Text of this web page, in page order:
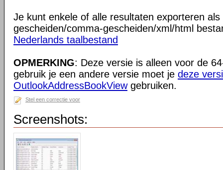
Je kunt enkele of alle resultaten exporteren als
gescheiden/comma-gescheiden/xml/html
Nederlands taalbestand
OPMERKING: Deze versie is alleen voor de
gebruik je een andere versie moet je deze
OutlookAddressBookViewgebruiken.
Stel een correctie voor
Screenshots: